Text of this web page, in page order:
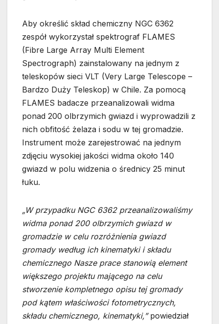
Aby określić skład chemiczny NGC 6362
zespół wykorzystał spektrograf FLAMES
(Fibre Large Array Multi Element
Spectrograph) zainstalowany na jednym z
teleskopów sieci VLT (Very Large Telescope –
Bardzo Duży Teleskop) w Chile. Za pomocą
FLAMES badacze przeanalizowali widma
ponad 200 olbrzymich gwiazd i wyprowadzili z
nich obfitość żelaza i sodu w tej gromadzie.
Instrument może zarejestrować na jednym
zdjęciu wysokiej jakości widma około 140
gwiazd w polu widzenia o średnicy 25 minut
łuku.
„W przypadku NGC 6362 przeanalizowaliśmy
widma ponad 200 olbrzymich gwiazd w
gromadzie w celu rozróżnienia gwiazd
gromady według ich kinematyki i składu
chemicznego Nasze prace stanowią element
większego projektu mającego na celu
stworzenie kompletnego opisu tej gromady
pod kątem właściwości fotometrycznych,
składu chemicznego, kinematyki,”powiedział